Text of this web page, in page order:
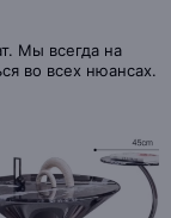
Мы всегда на
во всех нюансах.